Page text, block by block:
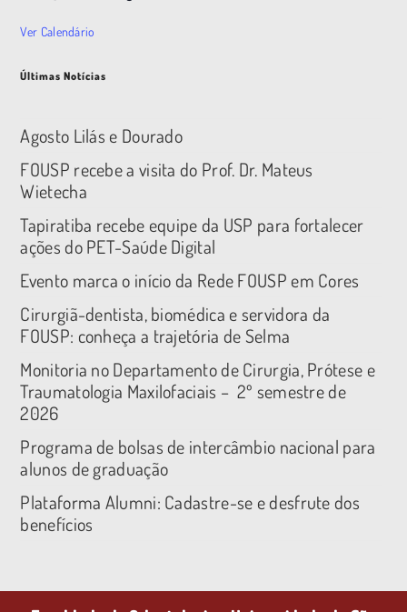
Ver Calendário
Últimas Notícias
Agosto Lilás e Dourado
FOUSP recebe a visita do Prof. Dr. Mateus
Wietecha
Tapiratiba recebe equipe da USP para fortalecer
ações do PET-Saúde Digital
Evento marca o início da Rede FOUSP em Cores
Cirurgiã-dentista, biomédica e servidora da
FOUSP: conheça a trajetória de Selma
Monitoria no Departamento de Cirurgia, Prótese e
Traumatologia Maxilofaciais – 2º semestre de
2026
Programa de bolsas de intercâmbio nacional para
alunos de graduação
Plataforma Alumni: Cadastre-se e desfrute dos
benefícios